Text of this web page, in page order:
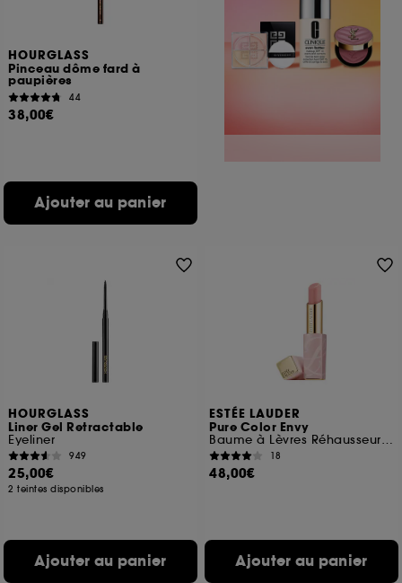
HOURGLASS
Pinceau dôme fard à
paupières
44
38,00€
Ajouter au panier
HOURGLASS
Liner Gel Retractable
Eyeliner
949
25,00€
2 teintes disponibles
Ajouter au panier
ESTÉE LAUDER
Pure Color Envy
Baume à Lèvres Réhausseur de Couleur
18
48,00€
Ajouter au panier